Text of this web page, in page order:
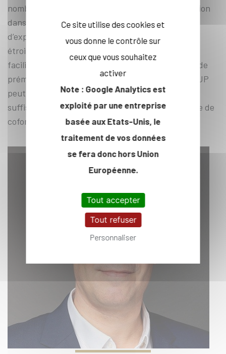
nombreuses possibilités, notamment la collaboration
dans la recherche, la négociation de licences
d’exploitation ou la création de spin-off. Des liens
étroits avec le laboratoire d’innovation d’IP Paris
facilitent le cas échéant l’engagement de moyens de
prématuration. Une incubation du projet chez X-UP
peut être envisageable, lorsque la technologie est
suffisamment mâture et à condition qu’une équipe de
cofondateurs puisse porter le projet.
Ce site utilise des cookies et
vous donne le contrôle sur
ceux que vous souhaitez
activer
Note : Google Analytics est
exploité par une entreprise
basée aux Etats-Unis, le
traitement de vos données
se fera donc hors Union
Européenne.
Tout accepter
Tout refuser
Personnaliser